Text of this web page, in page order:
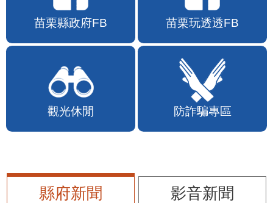
苗栗縣政府FB 苗栗玩透透FB
觀光休閒 防詐騙專區
縣府新聞
影音新聞